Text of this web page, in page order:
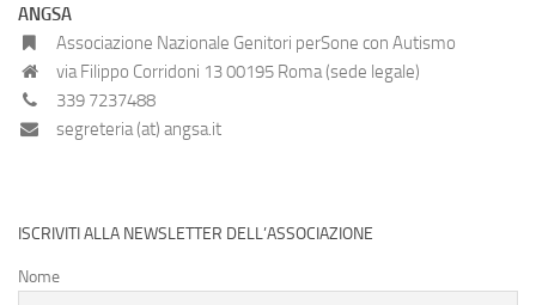
ANGSA
Associazione Nazionale Genitori perSone con Autismo
via Filippo Corridoni 13 00195 Roma (sede legale)
339 7237488
segreteria (at) angsa.it
ISCRIVITI ALLA NEWSLETTER DELL’ASSOCIAZIONE
Nome